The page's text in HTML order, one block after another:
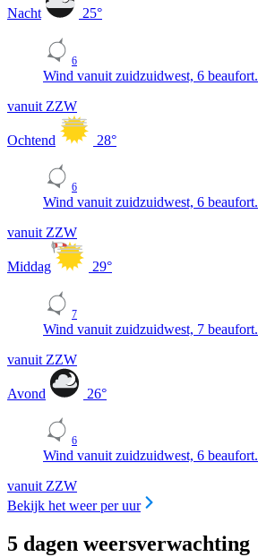
Nacht 25°
6
Wind vanuit zuidzuidwest, 6 beaufort.
vanuit ZZW
Ochtend 28°
6
Wind vanuit zuidzuidwest, 6 beaufort.
vanuit ZZW
Middag 29°
7
Wind vanuit zuidzuidwest, 7 beaufort.
vanuit ZZW
Avond 26°
6
Wind vanuit zuidzuidwest, 6 beaufort.
vanuit ZZW
Bekijk het weer per uur
5 dagen weersverwachting